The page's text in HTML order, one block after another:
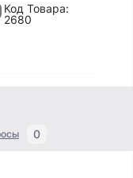
Код Товара:
2680
0